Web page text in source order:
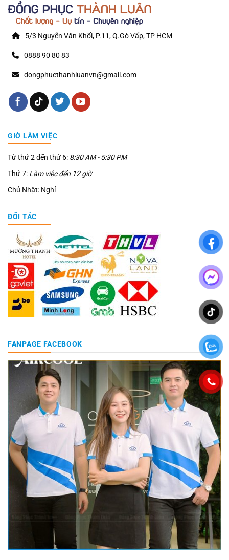
5/3 Nguyễn Văn Khối, P.11, Q.Gò Vấp, TP HCM
0888 90 80 83
dongphucthanhluanvn@gmail.com
GIỜ LÀM VIỆC
Từ thứ 2 đến thứ 6: 8:30 AM - 5:30 PM
Thứ 7: Làm việc đến 12 giờ
Chủ Nhật: Nghỉ
ĐỐI TÁC
FANPAGE FACEBOOK